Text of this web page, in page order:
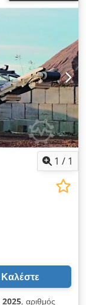
1 / 1
Καλέστε
2025, αριθμός